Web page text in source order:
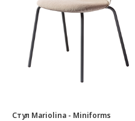
Стул Mariolina - Miniforms